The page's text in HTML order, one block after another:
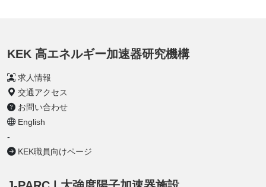
KEK 高エネルギー加速器研究機構
求人情報
交通アクセス
お問い合わせ
English
-
KEK職員向けページ